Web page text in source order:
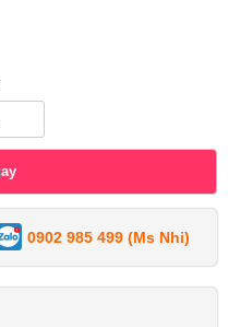
0902 985 499 (Ms Nhi)